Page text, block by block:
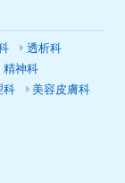
透析科
精神科
科
美容皮膚科